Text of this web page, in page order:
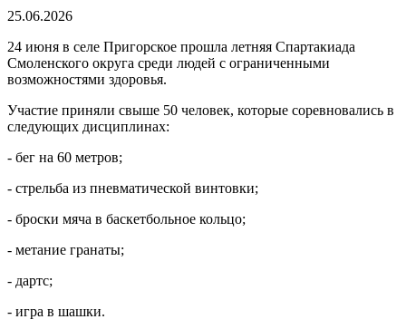
25.06.2026
24 июня в селе Пригорское прошла летняя Спартакиада
Смоленского округа среди людей с ограниченными
возможностями здоровья.
Участие приняли свыше 50 человек, которые соревновались в
следующих дисциплинах:
- бег на 60 метров;
- стрельба из пневматической винтовки;
- броски мяча в баскетбольное кольцо;
- метание гранаты;
- дартс;
- игра в шашки.